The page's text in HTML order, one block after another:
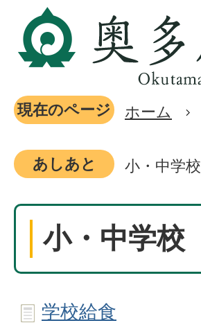
現在のページ ホーム
あしあと 小・中学校
小・中学校
学校給食